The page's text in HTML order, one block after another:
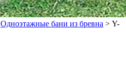
Одноэтажные бани из бревна > Y-